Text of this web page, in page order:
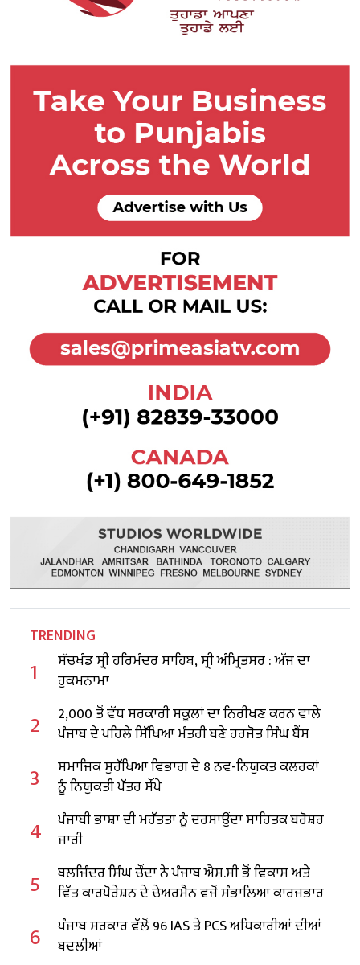
TRENDING
1
ਸੱਚਖੰਡ ਸ੍ਰੀ ਹਰਿਮੰਦਰ ਸਾਹਿਬ, ਸ੍ਰੀ ਅੰਮ੍ਰਿਤਸਰ : ਅੱਜ ਦਾ
ਹੁਕਮਨਾਮਾ
2
2,000 ਤੋਂ ਵੱਧ ਸਰਕਾਰੀ ਸਕੂਲਾਂ ਦਾ ਨਿਰੀਖਣ ਕਰਨ ਵਾਲੇ
ਪੰਜਾਬ ਦੇ ਪਹਿਲੇ ਸਿੱਖਿਆ ਮੰਤਰੀ ਬਣੇ ਹਰਜੋਤ ਸਿੰਘ ਬੈਂਸ
3
ਸਮਾਜਿਕ ਸੁਰੱਖਿਆ ਵਿਭਾਗ ਦੇ 8 ਨਵ-ਨਿਯੁਕਤ ਕਲਰਕਾਂ
ਨੂੰ ਨਿਯੁਕਤੀ ਪੱਤਰ ਸੌਂਪੇ
4
ਪੰਜਾਬੀ ਭਾਸ਼ਾ ਦੀ ਮਹੱਤਤਾ ਨੂੰ ਦਰਸਾਉਂਦਾ ਸਾਹਿਤਕ ਬਰੋਸ਼ਰ
ਜਾਰੀ
5
ਬਲਜਿੰਦਰ ਸਿੰਘ ਚੌਂਦਾ ਨੇ ਪੰਜਾਬ ਐਸ.ਸੀ ਭੋਂ ਵਿਕਾਸ ਅਤੇ
ਵਿੱਤ ਕਾਰਪੋਰੇਸ਼ਨ ਦੇ ਚੇਅਰਮੈਨ ਵਜੋਂ ਸੰਭਾਲਿਆ ਕਾਰਜਭਾਰ
6
ਪੰਜਾਬ ਸਰਕਾਰ ਵੱਲੋਂ 96 IAS ਤੇ PCS ਅਧਿਕਾਰੀਆਂ ਦੀਆਂ
ਬਦਲੀਆਂ